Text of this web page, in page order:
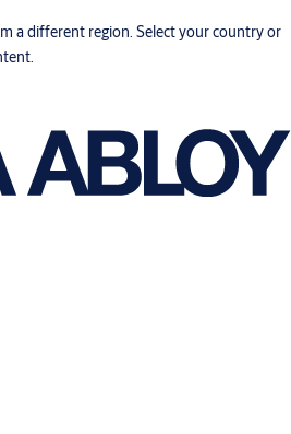
a different region. Select your country or